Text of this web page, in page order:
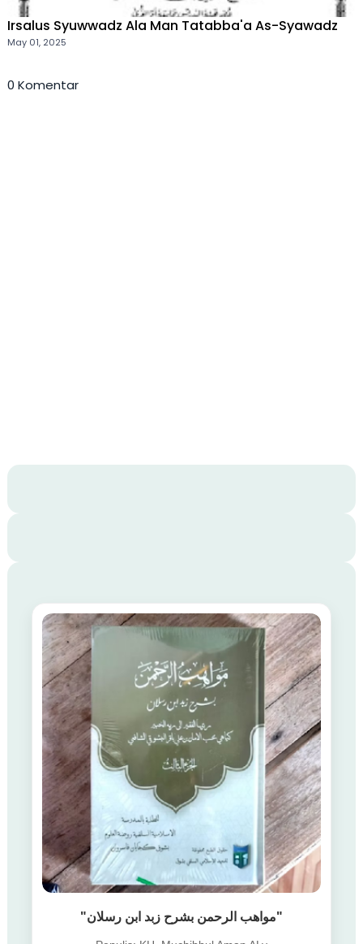
Irsalus Syuwwadz Ala Man Tatabba'a As-Syawadz
May 01, 2025
0 Komentar
"مواهب الرحمن بشرح زبد ابن رسلان"